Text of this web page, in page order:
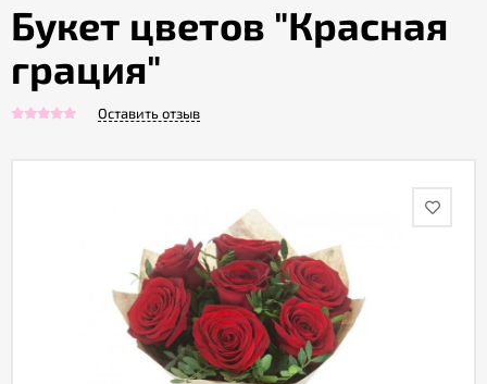
Гарантии
Букет цветов "Красная
грация"
Оставить отзыв